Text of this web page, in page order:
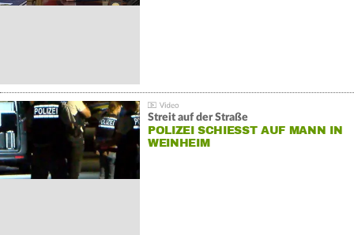
Streit auf der Straße
POLIZEI SCHIESST AUF MANN IN W
EINHEIM